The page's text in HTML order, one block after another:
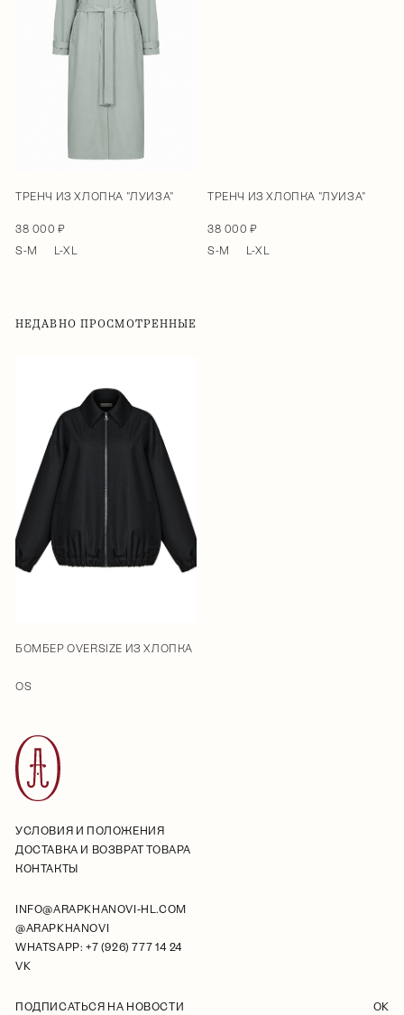
ТРЕНЧ ИЗ ХЛОПКА "ЛУИЗА"
38 000 ₽
S-M
L-XL
ТРЕНЧ ИЗ ХЛОПКА "ЛУИЗА"
38 000 ₽
S-M
L-XL
НЕДАВНО ПРОСМОТРЕННЫЕ
БОМБЕР OVERSIZE ИЗ ХЛОПКА
OS
УСЛОВИЯ И ПОЛОЖЕНИЯ
ДОСТАВКА И ВОЗВРАТ ТОВАРА
КОНТАКТЫ
INFO@ARAPKHANOVI-HL.COM
@ARAPKHANOVI
WHATSAPP: +7 (926) 777 14 24
VK
ПОДПИСАТЬСЯ НА НОВОСТИ OK